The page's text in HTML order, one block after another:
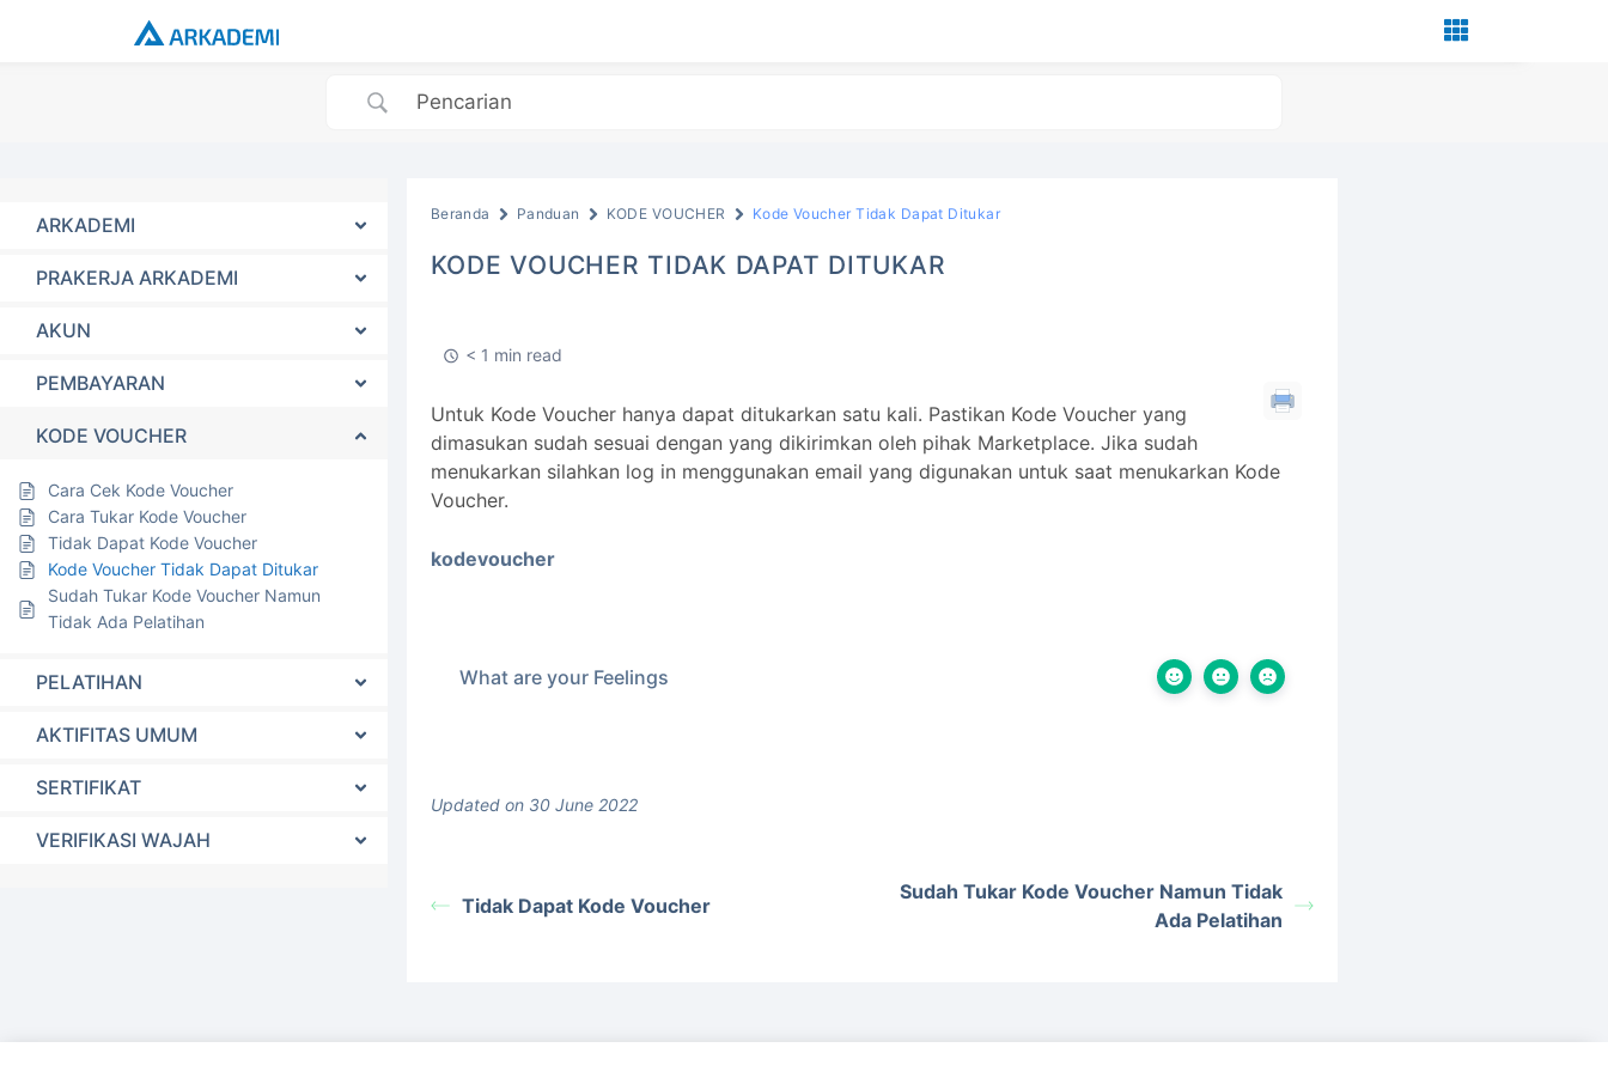
ARKADEMI
PRAKERJA ARKADEMI
AKUN
PEMBAYARAN
KODE VOUCHER
Cara Cek Kode Voucher
Cara Tukar Kode Voucher
Tidak Dapat Kode Voucher
Kode Voucher Tidak Dapat Ditukar
Sudah Tukar Kode Voucher Namun
Tidak Ada Pelatihan
PELATIHAN
AKTIFITAS UMUM
SERTIFIKAT
VERIFIKASI WAJAH
Beranda Panduan KODE VOUCHER Kode Voucher Tidak Dapat Ditukar
KODE VOUCHER TIDAK DAPAT DITUKAR
< 1 min read
Untuk Kode Voucher hanya dapat ditukarkan satu kali. Pastikan Kode Voucher yang
dimasukan sudah sesuai dengan yang dikirimkan oleh pihak Marketplace. Jika sudah
menukarkan silahkan log in menggunakan email yang digunakan untuk saat menukarkan Kode
Voucher.
kodevoucher
What are your Feelings
Updated on 30 June 2022
Tidak Dapat Kode Voucher
Sudah Tukar Kode Voucher Namun Tidak
Ada Pelatihan